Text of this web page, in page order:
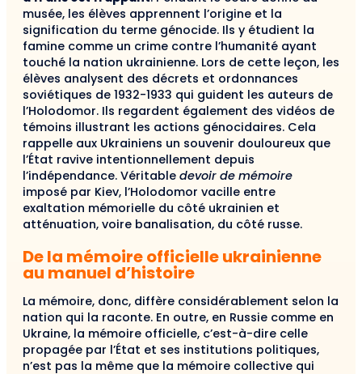
musée, les élèves apprennent l’origine et la
signification du terme génocide. Ils y étudient la
famine comme un crime contre l’humanité ayant
touché la nation ukrainienne. Lors de cette leçon, les
élèves analysent des décrets et ordonnances
soviétiques de 1932-1933 qui guident les auteurs de
l’Holodomor. Ils regardent également des vidéos de
témoins illustrant les actions génocidaires. Cela
rappelle aux Ukrainiens un souvenir douloureux que
l’État ravive intentionnellement depuis
l’indépendance. Véritable devoir de mémoire
imposé par Kiev, l’Holodomor vacille entre
exaltation mémorielle du côté ukrainien et
atténuation, voire banalisation, du côté russe.
De la mémoire officielle ukrainienne
au manuel d’histoire
La mémoire, donc, diffère considérablement selon la
nation qui la raconte. En outre, en Russie comme en
Ukraine, la mémoire officielle, c’est-à-dire celle
propagée par l’État et ses institutions politiques,
n’est pas la même que la mémoire collective qui